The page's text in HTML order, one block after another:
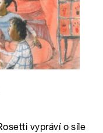
vypráví o síle